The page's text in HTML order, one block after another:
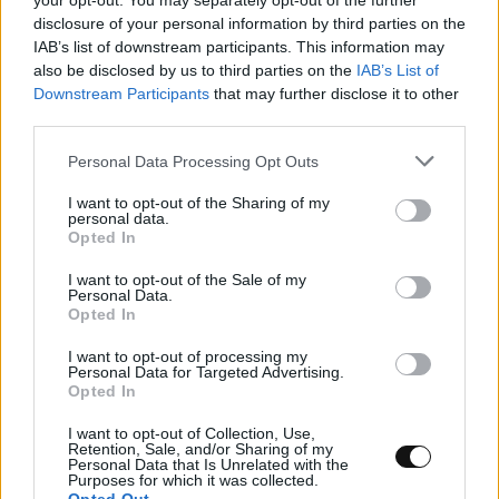
disclosure of your personal information by third parties on the
IAB’s list of downstream participants. This information may
also be disclosed by us to third parties on the IAB’s List of
Downstream Participants that may further disclose it to other
Personal Data Processing Opt Outs
I want to opt-out of the Sharing of my
personal data.
Opted In
I want to opt-out of the Sale of my
Personal Data.
Opted In
I want to opt-out of processing my
Personal Data for Targeted Advertising.
Opted In
I want to opt-out of Collection, Use,
Retention, Sale, and/or Sharing of my
Personal Data that Is Unrelated with the
Purposes for which it was collected.
κβαντικές προσομοιώσεις – Τι κερδίζει η
Φυσική ;
ΕΠΙΣΤΉΜΗ 11:00, 06/08/2026